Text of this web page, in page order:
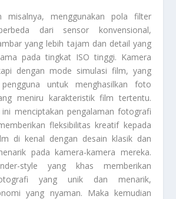
misalnya, menggunakan pola filter
dari sensor konvensional,
yang lebih tajam dan detail yang
pada tingkat ISO tinggi. Kamera
dengan mode simulasi film, yang
pengguna untuk menghasilkan foto
meniru karakteristik film tertentu.
menciptakan pengalaman fotografi
fleksibilitas kreatif kepada
di kenal dengan desain klasik dan
pada kamera-kamera mereka.
style yang khas memberikan
yang unik dan menarik,
yang nyaman. Maka kemudian